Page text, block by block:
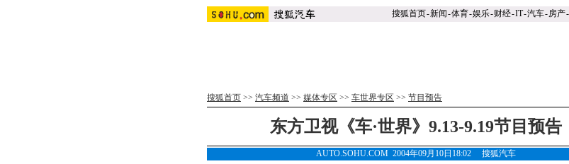
搜狐首页-新闻-体育-娱乐-财经-IT-汽车-房产-
搜狐首页 >> 汽车频道 >> 媒体专区 >> 车世界专区 >> 节目预告
东方卫视《车·世界》9.13-9.19节目预告
AUTO.SOHU.COM 2004年09月10日18:02 搜狐汽车